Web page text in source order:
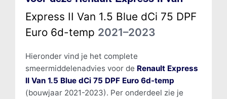
Express II Van 1.5 Blue dCi 75 DPF
Euro 6d-temp 2021–2023
Hieronder vind je het complete
smeermiddelenadvies voor de Renault Express
II Van 1.5 Blue dCi 75 DPF Euro 6d-temp
(bouwjaar 2021-2023). Per onderdeel zie je